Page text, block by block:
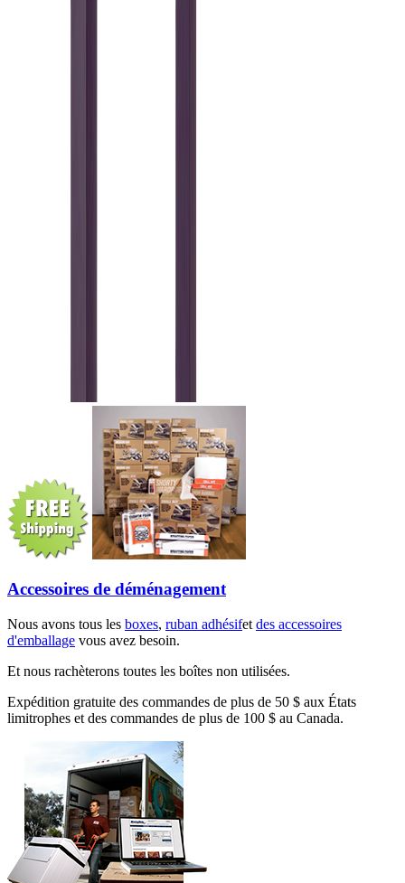
Accessoires de déménagement
Nous avons tous les boxes, ruban adhésifet des accessoires
d'emballage vous avez besoin.
Et nous rachèterons toutes les boîtes non utilisées.
Expédition gratuite des commandes de plus de 50 $ aux États
limitrophes et des commandes de plus de 100 $ au Canada.